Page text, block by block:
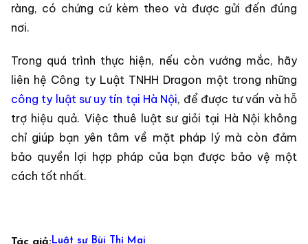
ràng, có chứng cứ kèm theo và được gửi đến đúng
nơi.
Trong quá trình thực hiện, nếu còn vướng mắc, hãy
liên hệ Công ty Luật TNHH Dragon một trong những
công ty luật sư uy tín tại Hà Nội, để được tư vấn và hỗ
trợ hiệu quả. Việc thuê luật sư giỏi tại Hà Nội không
chỉ giúp bạn yên tâm về mặt pháp lý mà còn đảm
bảo quyền lợi hợp pháp của bạn được bảo vệ một
cách tốt nhất.
Tác giả:Luật sư Bùi Thị Mai